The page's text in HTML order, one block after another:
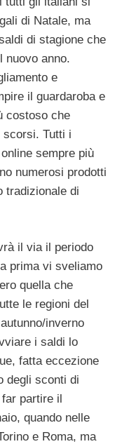
di Natale, ma
di stagione che
nuovo anno.
e
il guardaroba e
costoso che
scorsi. Tutti i
sempre più
numerosi prodotti
tradizionale di
il via il periodo
prima vi sveliamo
quella che
le regioni del
inverno
i saldi lo
fatta eccezione
degli sconti di
partire il
quando nelle
e Roma, ma